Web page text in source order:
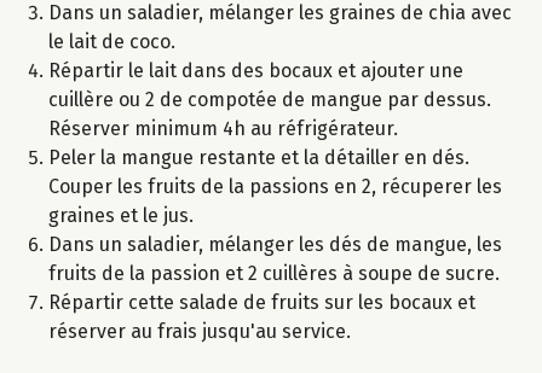
Dans un saladier, mélanger les graines de chia avec
le lait de coco.
Répartir le lait dans des bocaux et ajouter une
cuillère ou 2 de compotée de mangue par dessus.
Réserver minimum 4h au réfrigérateur.
Peler la mangue restante et la détailler en dés.
Couper les fruits de la passions en 2, récuperer les
graines et le jus.
Dans un saladier, mélanger les dés de mangue, les
fruits de la passion et 2 cuillères à soupe de sucre.
Répartir cette salade de fruits sur les bocaux et
réserver au frais jusqu'au service.